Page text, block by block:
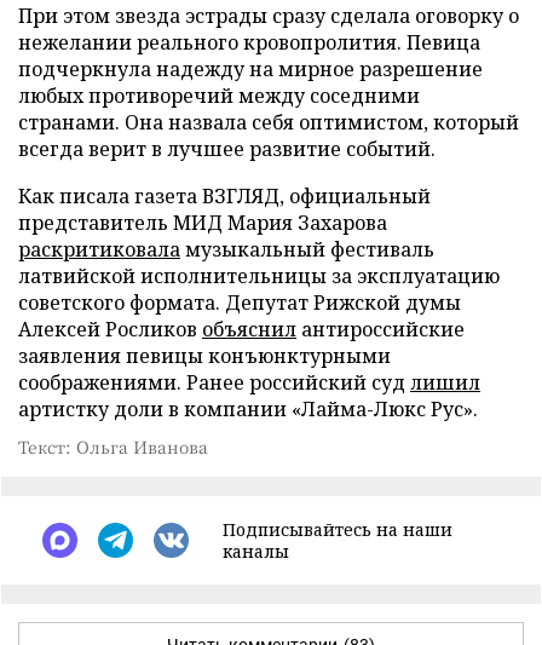
При этом звезда эстрады сразу сделала оговорку о
нежелании реального кровопролития. Певица
подчеркнула надежду на мирное разрешение
любых противоречий между соседними
странами. Она назвала себя оптимистом, который
всегда верит в лучшее развитие событий.
Как писала газета ВЗГЛЯД, официальный
представитель МИД Мария Захарова
раскритиковаламузыкальный фестиваль
латвийской исполнительницы за эксплуатацию
советского формата. Депутат Рижской думы
Алексей Росликов объяснил антироссийские
заявления певицы конъюнктурными
соображениями. Ранее российский суд лишил
артистку доли в компании «Лайма-Люкс Рус».
Текст: Ольга Иванова
Подписывайтесь на наши
каналы